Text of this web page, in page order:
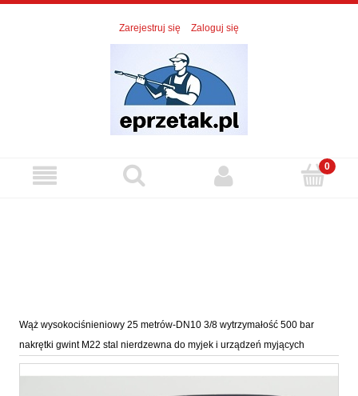
Zarejestruj się Zaloguj się
Wąż wysokociśnieniowy 25 metrów-DN10 3/8 wytrzymałość 500 bar
nakrętki gwint M22 stal nierdzewna do myjek i urządzeń myjących